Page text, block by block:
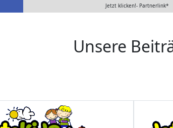
Jetzt klicken!- Partnerlink*
Unsere